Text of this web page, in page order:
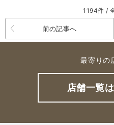
1194件 /
前の記事へ
最寄りの
店舗一覧